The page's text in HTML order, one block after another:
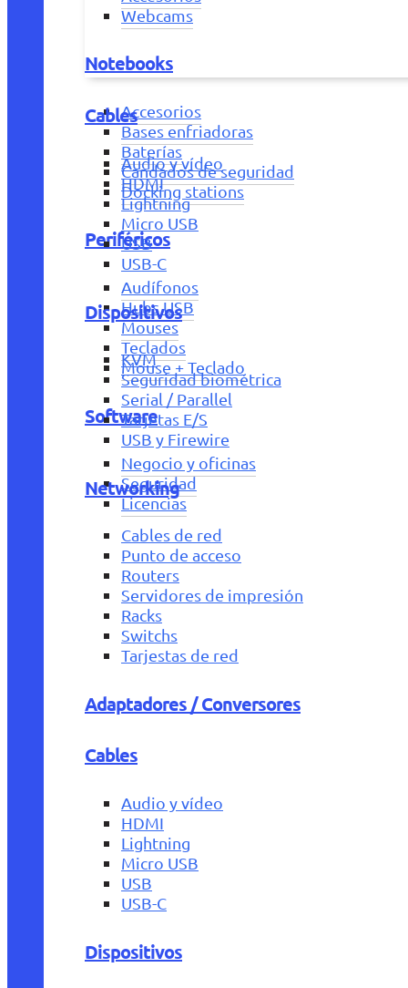
Webcams
Notebooks
Accesorios
Bases enfriadoras
Baterías
Candados de seguridad
Docking stations
Periféricos
Audífonos
Hubs USB
Mouses
Teclados
Mouse + Teclado
Software
Negocio y oficinas
Seguridad
Licencias
Cables
Audio y vídeo
HDMI
Lightning
Micro USB
USB
USB-C
Dispositivos
KVM
Seguridad biométrica
Serial / Parallel
Tarjetas E/S
USB y Firewire
Networking
Cables de red
Punto de acceso
Routers
Servidores de impresión
Racks
Switchs
Tarjestas de red
Adaptadores / Conversores
Cables
Audio y vídeo
HDMI
Lightning
Micro USB
USB
USB-C
Dispositivos